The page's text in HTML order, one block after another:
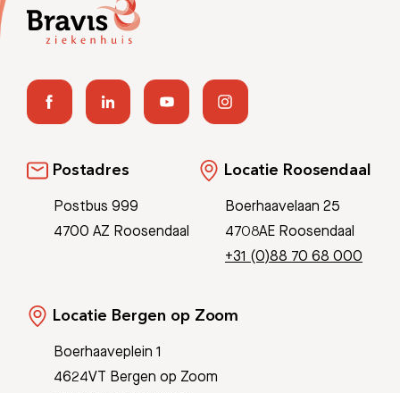
Postadres
Postbus 999
4700 AZ Roosendaal
Locatie Roosendaal
Boerhaavelaan 25
4708AE Roosendaal
+31 (0)88 70 68 000
Locatie Bergen op Zoom
Boerhaaveplein 1
4624VT Bergen op Zoom